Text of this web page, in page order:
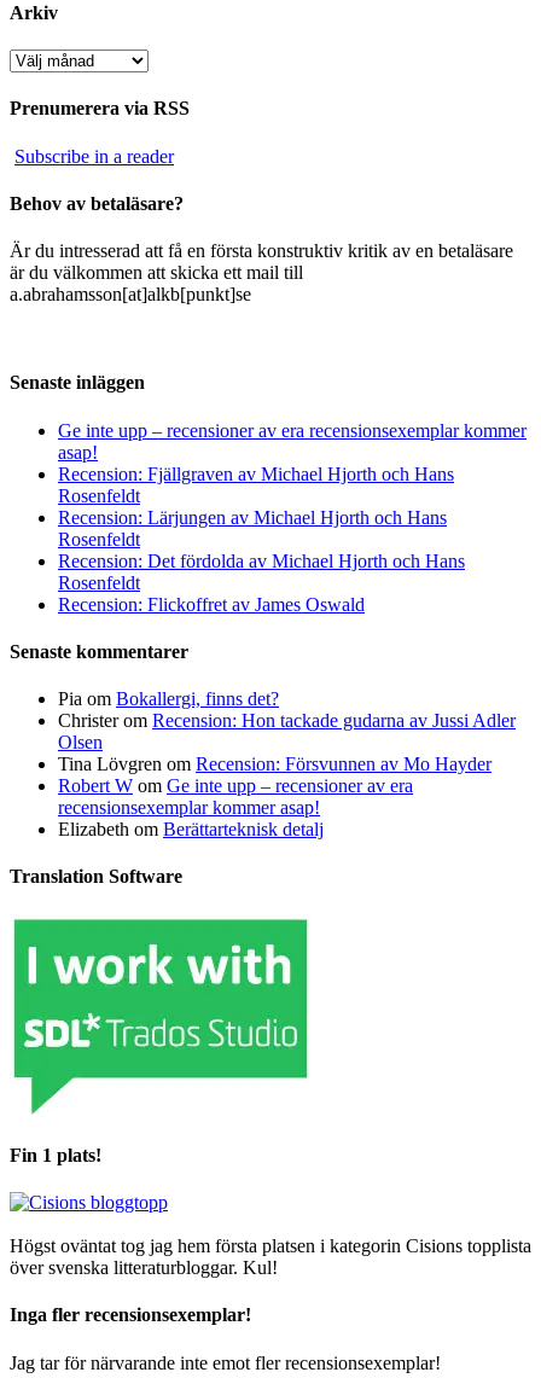
Arkiv
Arkiv
Prenumerera via RSS
Subscribe in a reader
Behov av betaläsare?
Är du intresserad att få en första konstruktiv kritik av en betaläsare
är du välkommen att skicka ett mail till
a.abrahamsson[at]alkb[punkt]se
Senaste inläggen
Ge inte upp – recensioner av era recensionsexemplar kommer
asap!
Recension: Fjällgraven av Michael Hjorth och Hans
Rosenfeldt
Recension: Lärjungen av Michael Hjorth och Hans
Rosenfeldt
Recension: Det fördolda av Michael Hjorth och Hans
Rosenfeldt
Recension: Flickoffret av James Oswald
Senaste kommentarer
Pia om Bokallergi, finns det?
Christerom Recension: Hon tackade gudarna av Jussi Adler
Olsen
Tina Lövgren om Recension: Försvunnen av Mo Hayder
Robert W om Ge inte upp – recensioner av era
recensionsexemplar kommer asap!
Elizabeth om Berättarteknisk detalj
Translation Software
Fin 1 plats!
Högst oväntat tog jag hem första platsen i kategorin Cisions topplista
över svenska litteraturbloggar. Kul!
Inga fler recensionsexemplar!
Jag tar för närvarande inte emot fler recensionsexemplar!